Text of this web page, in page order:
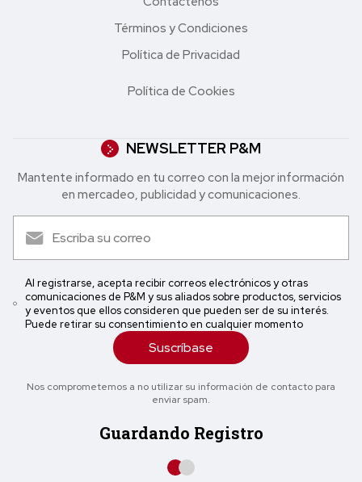
Términos y Condiciones
Política de Privacidad
Política de Cookies
NEWSLETTER P&M
Mantente informado en tu correo con la mejor in formación
en mercadeo, publicidad y comunicaciones.
Al registrarse, acepta recibir correos electrónicos y otras
comunicaciones de P&M y sus aliados sobre productos, servicios
y eventos que ellos consideren que pueden ser de su interés.
Puede retirar su consentimiento en cualquier momento
Suscríbase
Nos comprometemos a no utilizar su información de contacto para
enviar spam.
Guardando Registro